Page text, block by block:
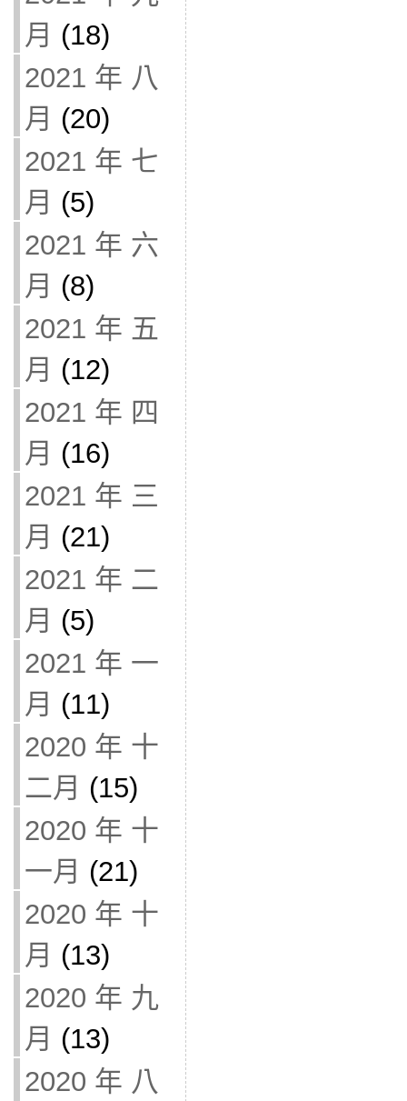
月 (18)
2021 年 八
月 (20)
2021 年 七
月 (5)
2021 年 六
月 (8)
2021 年 五
月 (12)
2021 年 四
月 (16)
2021 年 三
月 (21)
2021 年 二
月 (5)
2021 年 一
月 (11)
2020 年 十
二月 (15)
2020 年 十
一月 (21)
2020 年 十
月 (13)
2020 年 九
月 (13)
2020 年 八